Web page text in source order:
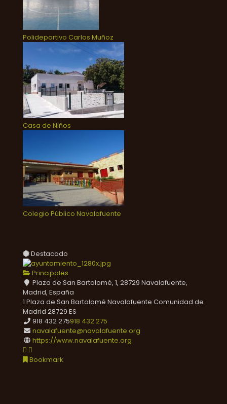
Polideportivo Carlos Muñoz
Casa de Niños
Colegio Público Navalafuente
Destacado
Principales
Plaza de San Bartolomé, 1, 28729 Navalafuente,
Madrid, España
1 Plaza de San Bartolomé Navalafuente Comunidad de
Madrid 28729 ES
918 432 275918 432 275
navalafuente@navalafuente.org
https://www.navalafuente.org
Bookmark